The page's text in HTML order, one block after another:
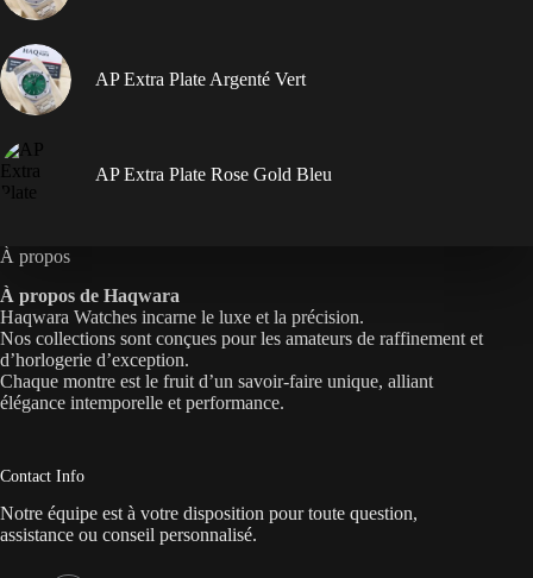
AP Extra Plate Argenté Vert
AP Extra Plate Rose Gold Bleu
À propos
À propos de Haqwara
Haqwara Watches incarne le luxe et la précision.
Nos collections sont conçues pour les amateurs de raffinement et
d’horlogerie d’exception.
Chaque montre est le fruit d’un savoir-faire unique, alliant
élégance intemporelle et performance.
Contact Info
Notre équipe est à votre disposition pour toute question,
assistance ou conseil personnalisé.